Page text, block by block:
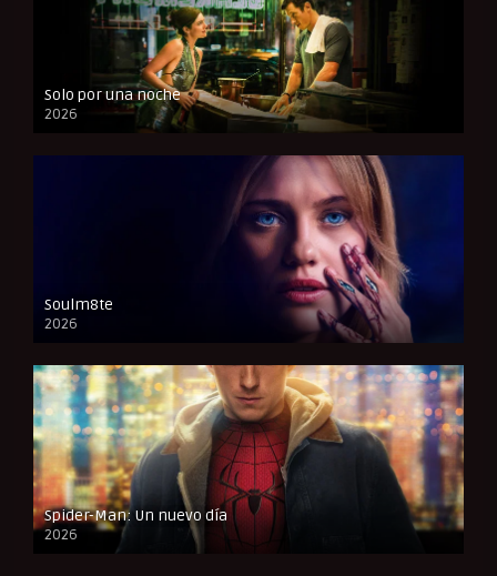
Solo por una noche
2026
CAM
Soulm8te
2026
Spider-Man: Un nuevo día
2026
CAM